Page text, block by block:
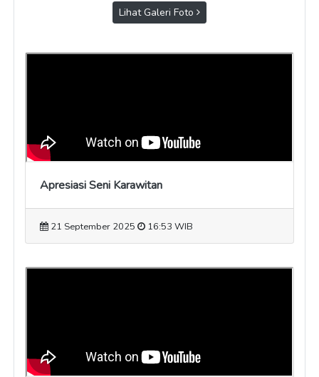
Lihat Galeri Foto
Apresiasi Seni Karawitan
21 September 2025 16:53 WIB